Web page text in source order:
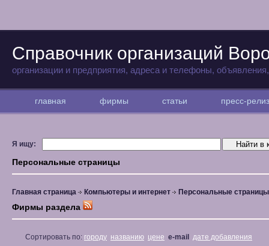
Справочник организаций
организации и предприятия, адреса и телефоны,
главная фирмы статьи пресс-
Я ищу:
Персональные страницы
Главная страница Компьютеры и интернет Персональные страницы
Фирмы раздела
Сортировать по: городу названию цене e-mail дате добавления